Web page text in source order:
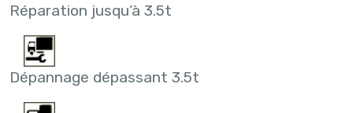
Réparation jusqu’à 3.5t
Dépannage dépassant 3.5t